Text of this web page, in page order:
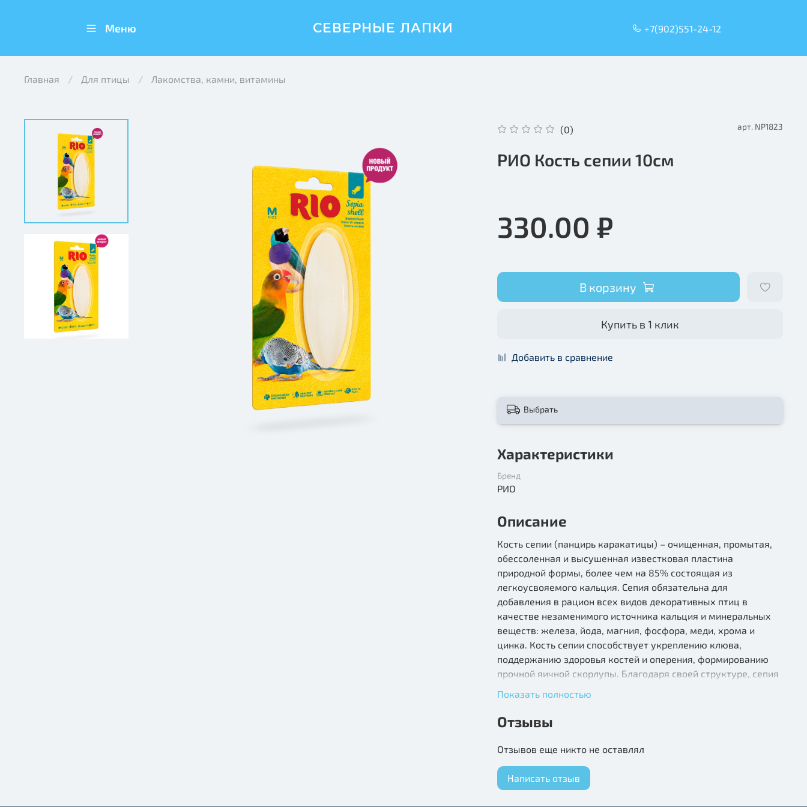
Меню СЕВЕРНЫЕ ЛАПКИ +7(902)551-24-12
Главная Для птицы Лакомства, камни, витамины
(0) арт. NP1823
РИО Кость сепии 10см
330.00 ₽
В корзину
Купить в 1 клик
Добавить в сравнение
Выбрать
Характеристики
Бренд
РИО
Описание
Кость сепии (панцирь каракатицы) – очищенная, промытая,
обессоленная и высушенная известковая пластина
природной формы, более чем на 85% состоящая из
легкоусвояемого кальция. Сепия обязательна для
добавления в рацион всех видов декоративных птиц в
качестве незаменимого источника кальция и минеральных
веществ: железа, йода, магния, фосфора, меди, хрома и
цинка. Кость сепии способствует укреплению клюва,
поддержанию здоровья костей и оперения, формированию
прочной яичной скорлупы. Благодаря своей структуре, сепия
шлифовать клюв. Склёвывание сепии разнообразит досуг
птицы и принесет в ежедневную жизнь элемент игры.
волнистых попугаев, средних попугаев и мелких птиц. Кость
сепии будет полезна как взрослым здоровым птицам, так и
птицам в период линьки, стресса, кладки яиц и
Показать полностью
Отзывы
Отзывов еще никто не оставлял
Написать отзыв